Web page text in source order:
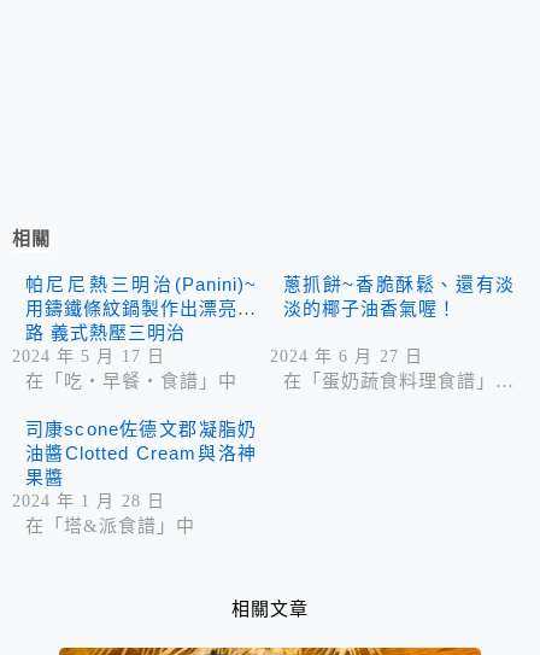
相關
帕尼尼熱三明治(Panini)~
用鑄鐵條紋鍋製作出漂亮紋
路 義式熱壓三明治
2024 年 5 月 17 日
在「吃‧早餐‧食譜」中
蔥抓餅~香脆酥鬆、還有淡
淡的椰子油香氣喔！
2024 年 6 月 27 日
在「蛋奶蔬食料理食譜」中
司康scone佐德文郡凝脂奶
油醬Clotted Cream與洛神
果醬
2024 年 1 月 28 日
在「塔&派食譜」中
相關文章